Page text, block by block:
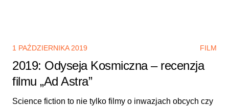
1 PAŹDZIERNIKA 2019 FILM
2019: Odyseja Kosmiczna – recenzja
filmu „Ad Astra”
Science fiction to nie tylko filmy o inwazjach obcych czy